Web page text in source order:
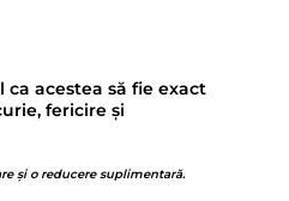
acestea să fie exact
fericire și
și o reducere suplimentară.